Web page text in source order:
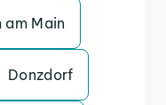
am Main
Donzdorf